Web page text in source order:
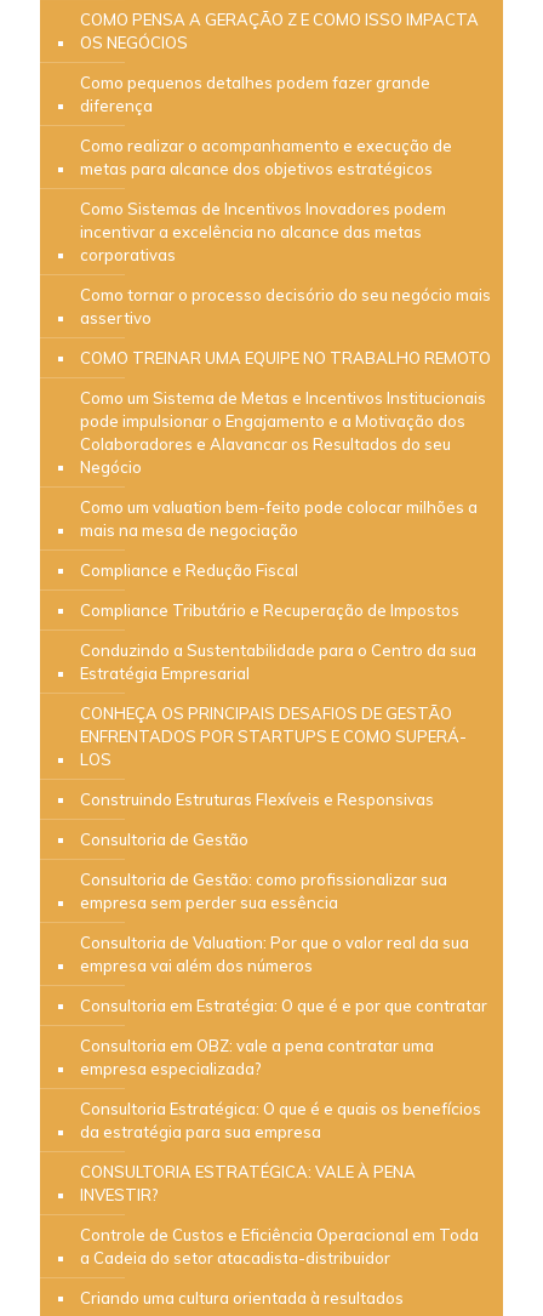
COMO PENSA A GERAÇÃO Z E COMO ISSO IMPACTA
OS NEGÓCIOS
Como pequenos detalhes podem fazer grande
diferença
Como realizar o acompanhamento e execução de
metas para alcance dos objetivos estratégicos
Como Sistemas de Incentivos Inovadores podem
incentivar a excelência no alcance das metas
corporativas
Como tornar o processo decisório do seu negócio mais
assertivo
COMO TREINAR UMA EQUIPE NO TRABALHO REMOTO
Como um Sistema de Metas e Incentivos Institucionais
pode impulsionar o Engajamento e a Motivação dos
Colaboradores e Alavancar os Resultados do seu
Negócio
Como um valuation bem-feito pode colocar milhões a
mais na mesa de negociação
Compliance e Redução Fiscal
Compliance Tributário e Recuperação de Impostos
Conduzindo a Sustentabilidade para o Centro da sua
Estratégia Empresarial
CONHEÇA OS PRINCIPAIS DESAFIOS DE GESTÃO
ENFRENTADOS POR STARTUPS E COMO SUPERÁ-
LOS
Construindo Estruturas Flexíveis e Responsivas
Consultoria de Gestão
Consultoria de Gestão: como profissionalizar sua
empresa sem perder sua essência
Consultoria de Valuation: Por que o valor real da sua
empresa vai além dos números
Consultoria em Estratégia: O que é e por que contratar
Consultoria em OBZ: vale a pena contratar uma
empresa especializada?
Consultoria Estratégica: O que é e quais os benefícios
da estratégia para sua empresa
CONSULTORIA ESTRATÉGICA: VALE À PENA
INVESTIR?
Controle de Custos e Eficiência Operacional em Toda
a Cadeia do setor atacadista-distribuidor
Criando uma cultura orientada à resultados